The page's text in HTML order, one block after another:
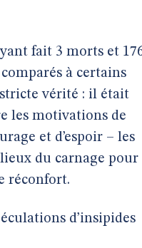
fait 3 morts et
comparés à certains
stricte vérité : il était
les motivations de
et d’espoir – les
du carnage pour
réconfort.
d’insipides